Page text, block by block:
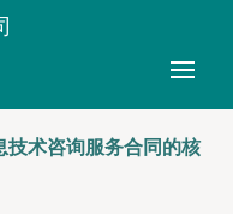
技术咨询服务合同的核